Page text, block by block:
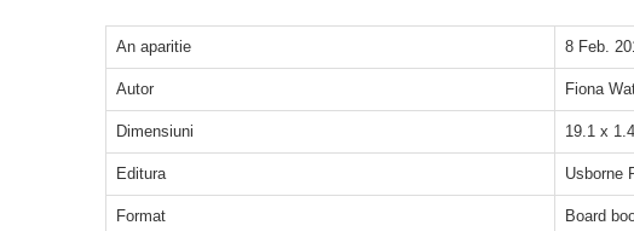
An aparitie 8 Feb.
Autor Fiona
Dimensiuni 19.1 x
Editura Usborne
Format Board